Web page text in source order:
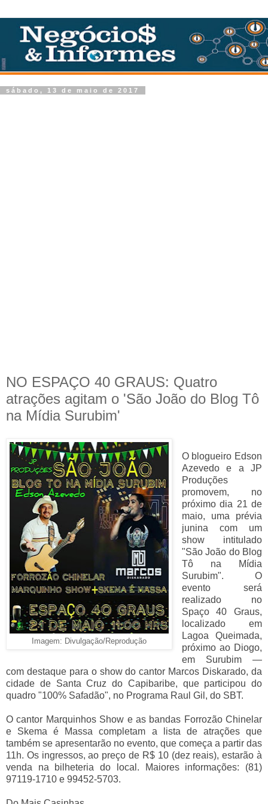
sábado, 13 de maio de 2017
NO ESPAÇO 40 GRAUS: Quatro
atrações agitam o 'São João do Blog Tô
na Mídia Surubim'
Imagem: Divulgação/Reprodução
O blogueiro Edson
Azevedo e a JP
Produções
promovem, no
próximo dia 21 de
maio, uma prévia
junina com um
show intitulado
"São João do Blog
Tô na Mídia
Surubim". O
evento será
realizado no
Spaço 40 Graus,
localizado em
Lagoa Queimada,
próximo ao Diogo,
em Surubim —
com destaque para o show do cantor Marcos Diskarado, da
cidade de Santa Cruz do Capibaribe, que participou do
quadro "100% Safadão", no Programa Raul Gil, do SBT.
O cantor Marquinhos Show e as bandas Forrozão Chinelar
e Skema é Massa completam a lista de atrações que
também se apresentarão no evento, que começa a partir das
11h. Os ingressos, ao preço de R$ 10 (dez reais), estarão à
venda na bilheteria do local. Maiores informações: (81)
97119-1710 e 99452-5703.